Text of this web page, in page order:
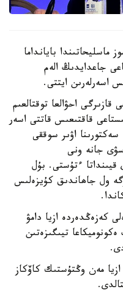
ماسليحاتىندا بايانداما
جاعدايدىڭ الەم
اسەرلەرىن ايتتى.
احۋالعا توقتالعىم
قاقتىعىس قاتتى اسەر
اۋىر سوققى
جانە ونى
قيىنداتا ءتۇستى. بۇل
ول جاھاندىق كۇيزەلىس
كەزەڭدەردە ازيا دامۋ
تيىگىزەتىن
ازيا مەن وڭتۇستىك كاۆكاز